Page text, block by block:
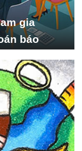
gia
báo